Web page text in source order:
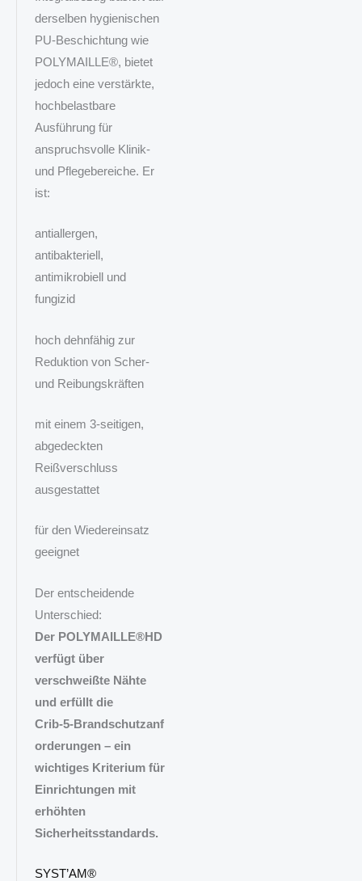
derselben hygienischen
PU‑Beschichtung wie
POLYMAILLE®, bietet
jedoch eine verstärkte,
hochbelastbare
Ausführung für
anspruchsvolle Klinik‑
und Pflegebereiche. Er
ist:
antiallergen,
antibakteriell,
antimikrobiell und
fungizid
hoch dehnfähig zur
Reduktion von Scher‑
und Reibungskräften
mit einem 3‑seitigen,
abgedeckten
Reißverschluss
ausgestattet
für den Wiedereinsatz
geeignet
Der entscheidende
Unterschied:
Der POLYMAILLE®HD
verfügt über
verschweißte Nähte
und erfüllt die
Crib‑5‑Brandschutzanf
orderungen – ein
wichtiges Kriterium für
Einrichtungen mit
erhöhten
Sicherheitsstandards.
SYST’AM®